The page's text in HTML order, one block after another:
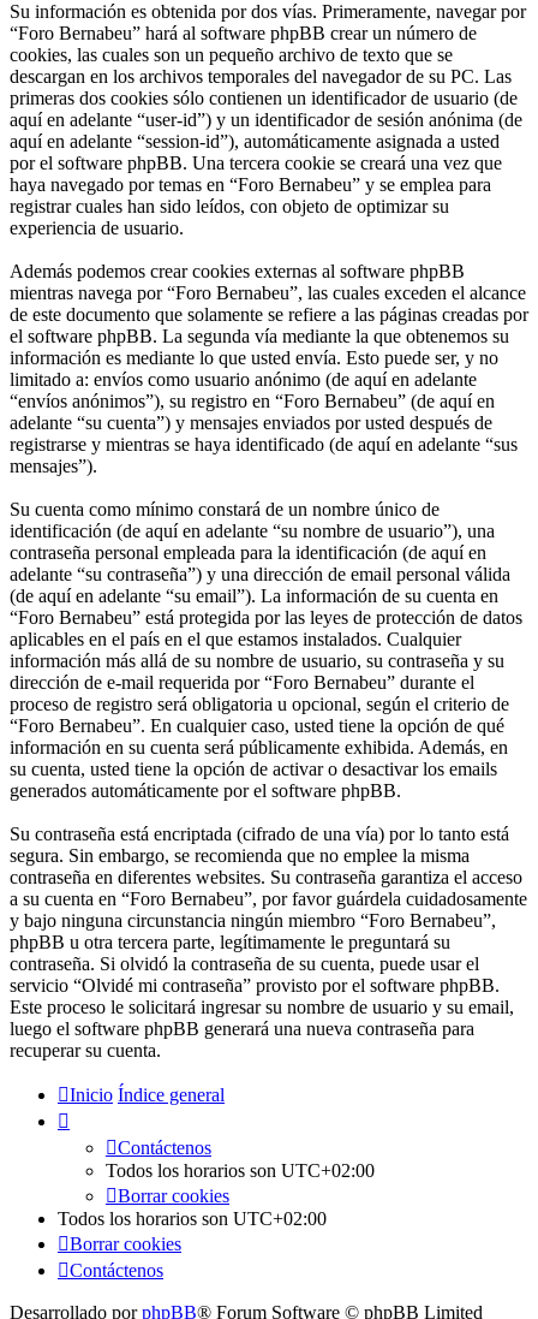
Su información es obtenida por dos vías. Primeramente, navegar por
“Foro Bernabeu” hará al software phpBB crear un número de
cookies, las cuales son un pequeño archivo de texto que se
descargan en los archivos temporales del navegador de su PC. Las
primeras dos cookies sólo contienen un identificador de usuario (de
aquí en adelante “user-id”) y un identificador de sesión anónima (de
aquí en adelante “session-id”), automáticamente asignada a usted
por el software phpBB. Una tercera cookie se creará una vez que
haya navegado por temas en “Foro Bernabeu” y se emplea para
registrar cuales han sido leídos, con objeto de optimizar su
experiencia de usuario.
Además podemos crear cookies externas al software phpBB
mientras navega por “Foro Bernabeu”, las cuales exceden el alcance
de este documento que solamente se refiere a las páginas creadas por
el software phpBB. La segunda vía mediante la que obtenemos su
información es mediante lo que usted envía. Esto puede ser, y no
limitado a: envíos como usuario anónimo (de aquí en adelante
“envíos anónimos”), su registro en “Foro Bernabeu” (de aquí en
adelante “su cuenta”) y mensajes enviados por usted después de
registrarse y mientras se haya identificado (de aquí en adelante “sus
mensajes”).
Su cuenta como mínimo constará de un nombre único de
identificación (de aquí en adelante “su nombre de usuario”), una
contraseña personal empleada para la identificación (de aquí en
adelante “su contraseña”) y una dirección de email personal válida
(de aquí en adelante “su email”). La información de su cuenta en
“Foro Bernabeu” está protegida por las leyes de protección de datos
aplicables en el país en el que estamos instalados. Cualquier
información más allá de su nombre de usuario, su contraseña y su
dirección de e-mail requerida por “Foro Bernabeu” durante el
proceso de registro será obligatoria u opcional, según el criterio de
“Foro Bernabeu”. En cualquier caso, usted tiene la opción de qué
información en su cuenta será públicamente exhibida. Además, en
su cuenta, usted tiene la opción de activar o desactivar los emails
generados automáticamente por el software phpBB.
Su contraseña está encriptada (cifrado de una vía) por lo tanto está
segura. Sin embargo, se recomienda que no emplee la misma
contraseña en diferentes websites. Su contraseña garantiza el acceso
a su cuenta en “Foro Bernabeu”, por favor guárdela cuidadosamente
y bajo ninguna circunstancia ningún miembro “Foro Bernabeu”,
phpBB u otra tercera parte, legítimamente le preguntará su
contraseña. Si olvidó la contraseña de su cuenta, puede usar el
servicio “Olvidé mi contraseña” provisto por el software phpBB.
Este proceso le solicitará ingresar su nombre de usuario y su email,
luego el software phpBB generará una nueva contraseña para
recuperar su cuenta.
Inicio Índice general
Contáctenos
Todos los horarios son UTC+02:00
Borrar cookies
Todos los horarios son UTC+02:00
Borrar cookies
Contáctenos
Desarrollado porphpBB® Forum Software © phpBB Limited